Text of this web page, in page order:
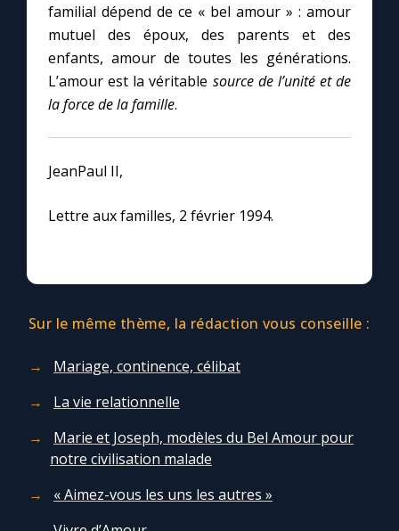
familial dépend de ce « bel amour » : amour
mutuel des époux, des parents et des
enfants, amour de toutes les générations.
L’amour est la véritable source de l’unité et de
la force de la famille.
JeanPaul II,
Lettre aux familles, 2 février 1994.
Sur le même thème, la rédaction vous conseille :
Mariage, continence, célibat
La vie relationnelle
Marie et Joseph, modèles du Bel Amour pour
notre civilisation malade
« Aimez-vous les uns les autres »